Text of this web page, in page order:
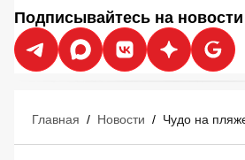
Подписывайтесь на
Главная / Новости /